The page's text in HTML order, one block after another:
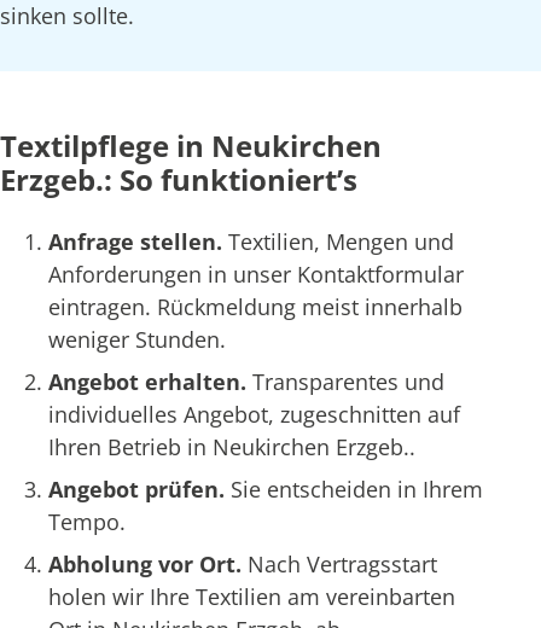
sinken sollte.
Textilpflege in Neukirchen
Erzgeb.: So funktioniert’s
Anfrage stellen. Textilien, Mengen und
Anforderungen in unser Kontaktformular
eintragen. Rückmeldung meist innerhalb
weniger Stunden.
Angebot erhalten. Transparentes und
individuelles Angebot, zugeschnitten auf
Ihren Betrieb in Neukirchen Erzgeb..
Angebot prüfen. Sie entscheiden in Ihrem
Tempo.
Abholung vor Ort. Nach Vertragsstart
holen wir Ihre Textilien am vereinbarten